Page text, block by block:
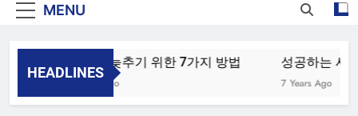
MENU
HEADLINES
노화를 늦추기 위한 7가지 방법
4 Years Ago
성공하는 사
7 Years Ago